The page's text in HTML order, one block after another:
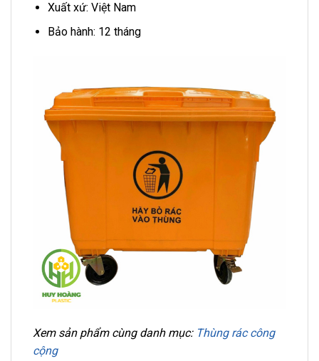
Xuất xứ: Việt Nam
Bảo hành: 12 tháng
Xem sản phẩm cùng danh mục: Thùng rác công
cộng